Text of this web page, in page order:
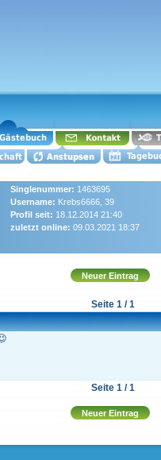
Singlenummer: 1463695
Username: Krebs6666, 39
Profil seit: 18.12.2014 21:40
zuletzt online: 09.03.2021 18:37
Seite 1 / 1
Seite 1 / 1